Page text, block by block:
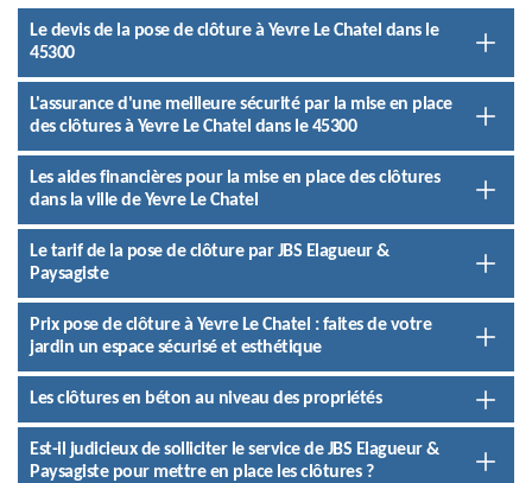
Le devis de la pose de clôture à Yevre Le Chatel dans le
45300
L'assurance d'une meilleure sécurité par la mise en place
des clôtures à Yevre Le Chatel dans le 45300
Les aides financières pour la mise en place des clôtures
dans la ville de Yevre Le Chatel
Le tarif de la pose de clôture par JBS Elagueur &
Paysagiste
Prix pose de clôture à Yevre Le Chatel : faites de votre
jardin un espace sécurisé et esthétique
Les clôtures en béton au niveau des propriétés
Est-il judicieux de solliciter le service de JBS Elagueur &
Paysagiste pour mettre en place les clôtures ?